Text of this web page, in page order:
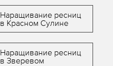
Наращивание ресниц
в Красном Сулине
Наращивание ресниц
в Зверевом